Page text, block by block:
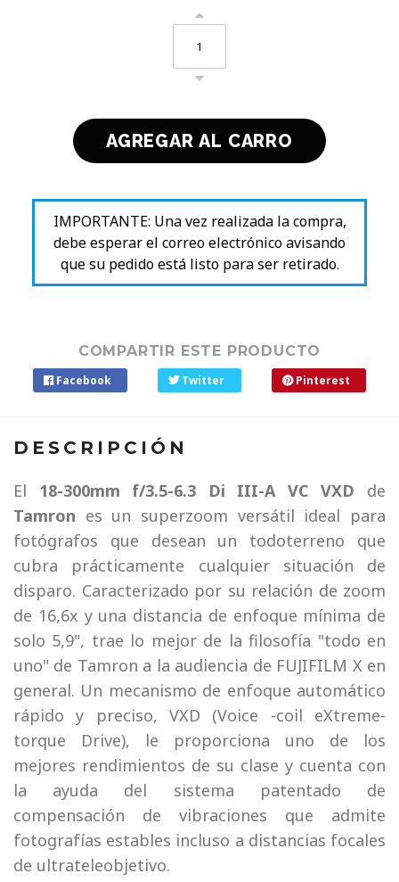
IMPORTANTE: Una vez realizada la compra,
debe esperar el correo electrónico avisando
que su pedido está listo para ser retirado.
COMPARTIR ESTE PRODUCTO
Facebook Twitter Pinterest
DESCRIPCIÓN
El 18-300mm f/3.5-6.3 Di III-A VC VXD de
Tamron es un superzoom versátil ideal para
fotógrafos que desean un todoterreno que
cubra prácticamente cualquier situación de
disparo. Caracterizado por su relación de zoom
de 16,6x y una distancia de enfoque mínima de
solo 5,9", trae lo mejor de la filosofía "todo en
uno" de Tamron a la audiencia de FUJIFILM X en
general. Un mecanismo de enfoque automático
rápido y preciso, VXD (Voice -coil eXtreme-
torque Drive), le proporciona uno de los
mejores rendimientos de su clase y cuenta con
la ayuda del sistema patentado de
compensación de vibraciones que admite
fotografías estables incluso a distancias focales
de ultrateleobjetivo.